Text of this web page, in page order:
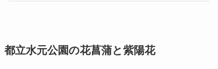
都立水元公園の花菖蒲と紫陽花